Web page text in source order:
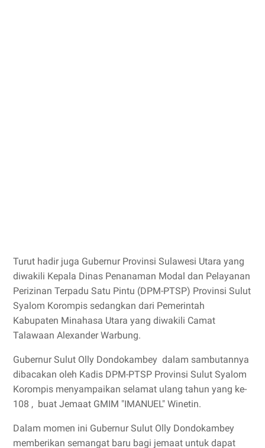
Turut hadir juga Gubernur Provinsi Sulawesi Utara yang
diwakili Kepala Dinas Penanaman Modal dan Pelayanan
Perizinan Terpadu Satu Pintu (DPM-PTSP) Provinsi Sulut
Syalom Korompis sedangkan dari Pemerintah
Kabupaten Minahasa Utara yang diwakili Camat
Talawaan Alexander Warbung.
Gubernur Sulut Olly Dondokambey dalam sambutannya
dibacakan oleh Kadis DPM-PTSP Provinsi Sulut Syalom
Korompis menyampaikan selamat ulang tahun yang ke-
108 , buat Jemaat GMIM "IMANUEL" Winetin.
Dalam momen ini Gubernur Sulut Olly Dondokambey
memberikan semangat baru bagi jemaat untuk dapat